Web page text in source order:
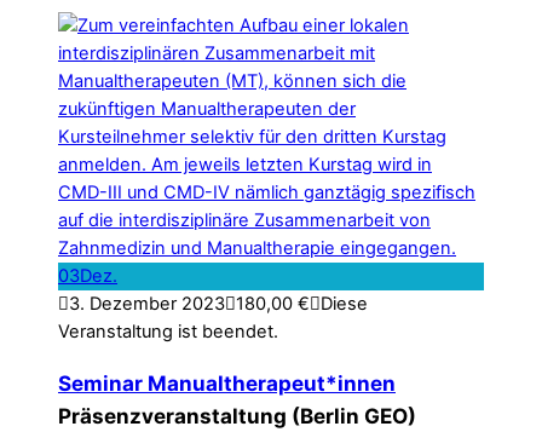
03Dez.
3. Dezember 2023 180,00 €
Diese
Veranstaltung ist beendet.
Seminar Manualtherapeut*innen
Präsenzveranstaltung (Berlin GEO)